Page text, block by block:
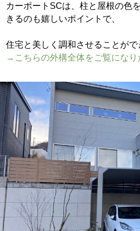
カーポートSCは、柱と屋根の色
きるのも嬉しいポイントで、
住宅と美しく調和させることがで
→こちらの外構全体をご覧にな